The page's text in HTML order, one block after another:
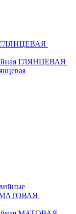
ГЛЯНЦЕВАЯ
ГЛЯНЦЕВАЯ
МАТОВАЯ